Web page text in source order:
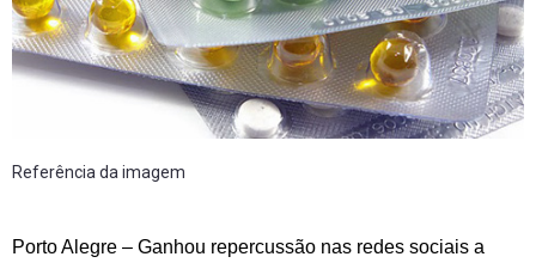
Referência da imagem
Porto Alegre – Ganhou repercussão nas redes sociais a